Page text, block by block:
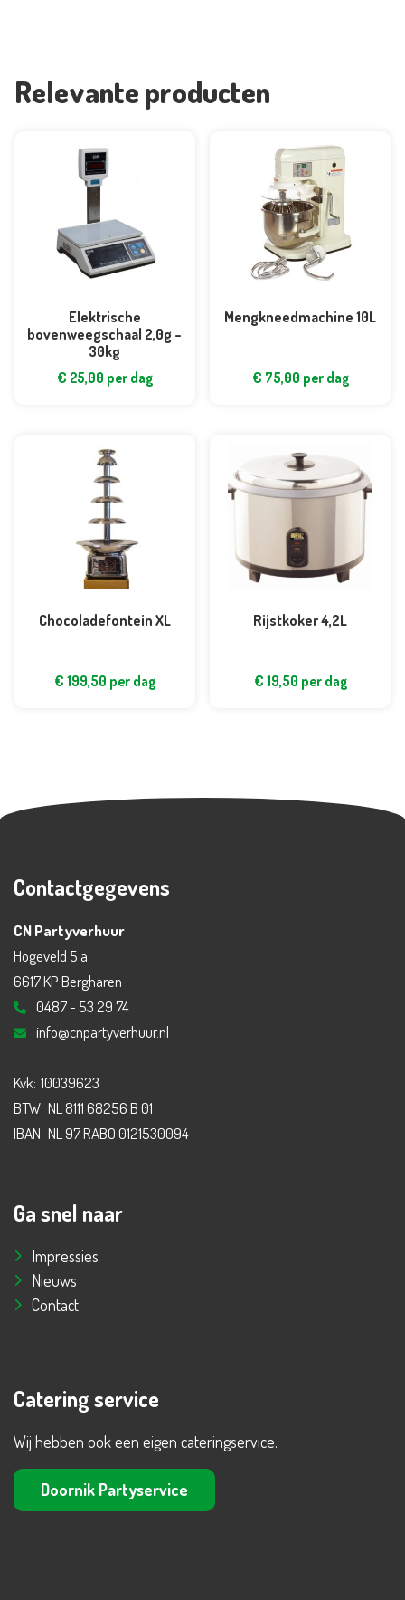
Relevante producten
Elektrische
bovenweegschaal 2,0g –
30kg
€ 25,00 per dag
Mengkneedmachine 10L
€ 75,00 per dag
Chocoladefontein XL
€ 199,50 per dag
Rijstkoker 4,2L
€ 19,50 per dag
Contactgegevens
CN Partyverhuur
Hogeveld 5 a
6617 KP Bergharen
0487 - 53 29 74
info@cnpartyverhuur.nl
Kvk: 10039623
BTW: NL 8111 68256 B 01
IBAN: NL 97 RABO 0121530094
Ga snel naar
Impressies
Nieuws
Contact
Catering service
Wij hebben ook een eigen cateringservice.
Doornik Partyservice